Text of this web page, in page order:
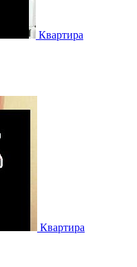
Квартира
Квартира